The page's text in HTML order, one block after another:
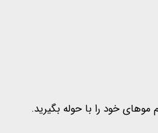
خود را با حوله بگیرید.